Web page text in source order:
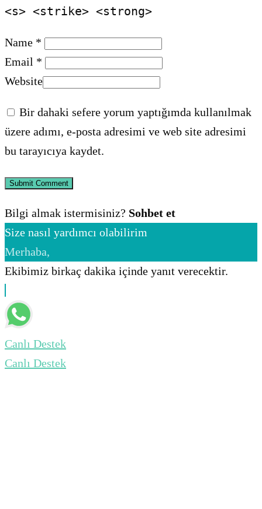
<s> <strike> <strong>
Name *
Email *
Website
Bir dahaki sefere yorum yaptığımda kullanılmak
üzere adımı, e-posta adresimi ve web site adresimi
bu tarayıcıya kaydet.
Bilgi almak istermisiniz? Sohbet et
Size nasıl yardımcı olabilirim
Merhaba,
Ekibimiz birkaç dakika içinde yanıt verecektir.
Canlı Destek
Canlı Destek